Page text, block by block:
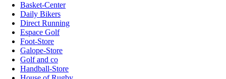
Basket-Center
Daily Bikers
Direct Running
Espace Golf
Foot-Store
Galope-Store
Golf and co
Handball-Store